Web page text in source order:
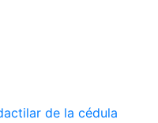
de la cédula